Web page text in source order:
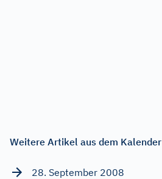
Weitere Artikel aus dem Kalender
28. September 2008